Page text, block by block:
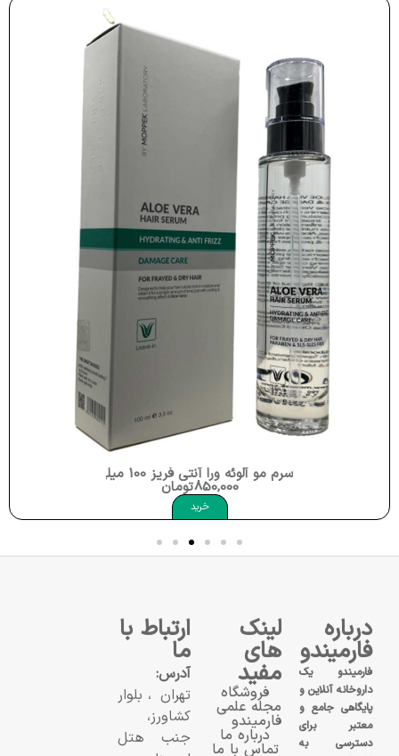
سرم دو فاز گره باز کن و حجم دهنده 250 میلی لیتر موپک Moppek 2Phase Conditioner
367,000 تومان
درباره
فارمیندو
فارمیندو یک
داروخانه آنلاین و
پایگاهی جامع و
معتبر برای
دسترسی به
لینک
های
مفید
فروشگاه
مجله علمی
فارمیندو
درباره ما
تماس با ما
ارتباط با
ما
آدرس:
تهران، بلوار
کشاورز،
جنب هتل